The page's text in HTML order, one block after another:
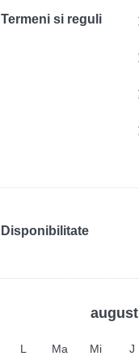
Termeni si reguli
Disponibilitate
august
L Ma Mi J